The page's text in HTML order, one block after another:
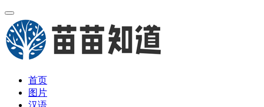
首页
图片
汉语